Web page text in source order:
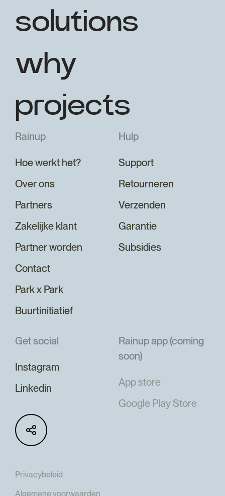
solutions
why
projects
Rainup
Hoe werkt het?
Over ons
Partners
Zakelijke klant
Partner worden
Contact
Park x Park
Buurtinitiatief
Hulp
Support
Retourneren
Verzenden
Garantie
Subsidies
Get social
Instagram
Linkedin
Rainup app (coming
soon)
App store
Google Play Store
Privacybeleid
Algemene voorwaarden